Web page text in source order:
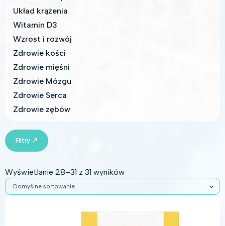
Układ krążenia
Witamin D3
Wzrost i rozwój
Zdrowie kości
Zdrowie mięśni
Zdrowie Mózgu
Zdrowie Serca
Zdrowie zębów
Filtry
Wyświetlanie 28–31 z 31 wyników